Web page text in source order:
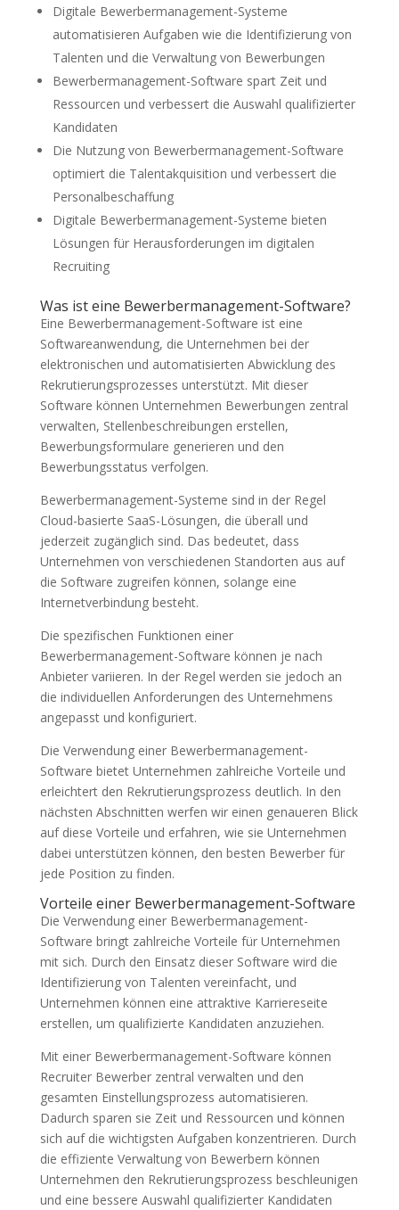
Digitale Bewerbermanagement-Systeme
automatisieren Aufgaben wie die Identifizierung von
Talenten und die Verwaltung von Bewerbungen
Bewerbermanagement-Software spart Zeit und
Ressourcen und verbessert die Auswahl qualifizierter
Kandidaten
Die Nutzung von Bewerbermanagement-Software
optimiert die Talentakquisition und verbessert die
Personalbeschaffung
Digitale Bewerbermanagement-Systeme bieten
Lösungen für Herausforderungen im digitalen
Recruiting
Was ist eine Bewerbermanagement-Software?
Eine Bewerbermanagement-Software ist eine
Softwareanwendung, die Unternehmen bei der
elektronischen und automatisierten Abwicklung des
Rekrutierungsprozesses unterstützt. Mit dieser
Software können Unternehmen Bewerbungen zentral
verwalten, Stellenbeschreibungen erstellen,
Bewerbungsformulare generieren und den
Bewerbungsstatus verfolgen.
Bewerbermanagement-Systeme sind in der Regel
Cloud-basierte SaaS-Lösungen, die überall und
jederzeit zugänglich sind. Das bedeutet, dass
Unternehmen von verschiedenen Standorten aus auf
die Software zugreifen können, solange eine
Internetverbindung besteht.
Die spezifischen Funktionen einer
Bewerbermanagement-Software können je nach
Anbieter variieren. In der Regel werden sie jedoch an
die individuellen Anforderungen des Unternehmens
angepasst und konfiguriert.
Die Verwendung einer Bewerbermanagement-
Software bietet Unternehmen zahlreiche Vorteile und
erleichtert den Rekrutierungsprozess deutlich. In den
nächsten Abschnitten werfen wir einen genaueren Blick
auf diese Vorteile und erfahren, wie sie Unternehmen
dabei unterstützen können, den besten Bewerber für
jede Position zu finden.
Vorteile einer Bewerbermanagement-Software
Die Verwendung einer Bewerbermanagement-
Software bringt zahlreiche Vorteile für Unternehmen
mit sich. Durch den Einsatz dieser Software wird die
Identifizierung von Talenten vereinfacht, und
Unternehmen können eine attraktive Karriereseite
erstellen, um qualifizierte Kandidaten anzuziehen.
Mit einer Bewerbermanagement-Software können
Recruiter Bewerber zentral verwalten und den
gesamten Einstellungsprozess automatisieren.
Dadurch sparen sie Zeit und Ressourcen und können
sich auf die wichtigsten Aufgaben konzentrieren. Durch
die effiziente Verwaltung von Bewerbern können
Unternehmen den Rekrutierungsprozess beschleunigen
und eine bessere Auswahl qualifizierter Kandidaten